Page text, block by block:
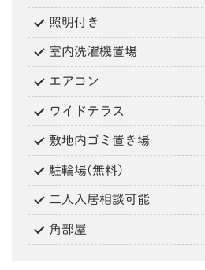
照明付き
室内洗濯機置場
エアコン
ワイドテラス
敷地内ゴミ置き場
駐輪場(無料)
二人入居相談可能
角部屋